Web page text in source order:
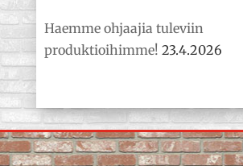
Haemme ohjaajia tuleviin
produktioihimme! 23.4.2026